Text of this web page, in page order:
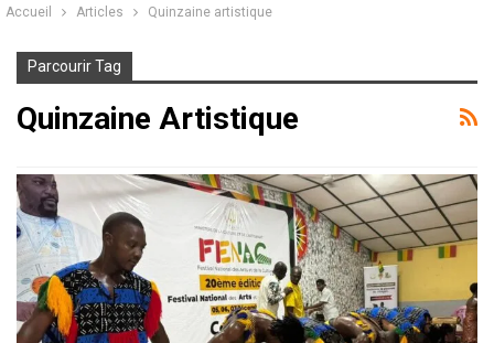
Accueil Articles Quinzaine artistique
Parcourir Tag
Quinzaine Artistique